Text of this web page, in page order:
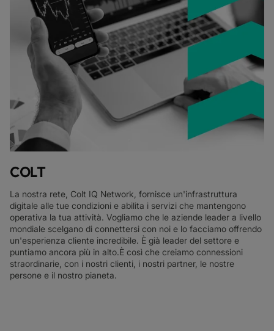
COLT
La nostra rete, Colt IQ Network, fornisce un'infrastruttura
digitale alle tue condizioni e abilita i servizi che mantengono
operativa la tua attività. Vogliamo che le aziende leader a livello
mondiale scelgano di connettersi con noi e lo facciamo offrendo
un'esperienza cliente incredibile. È già leader del settore e
puntiamo ancora più in alto.È così che creiamo connessioni
straordinarie, con i nostri clienti, i nostri partner, le nostre
persone e il nostro pianeta.